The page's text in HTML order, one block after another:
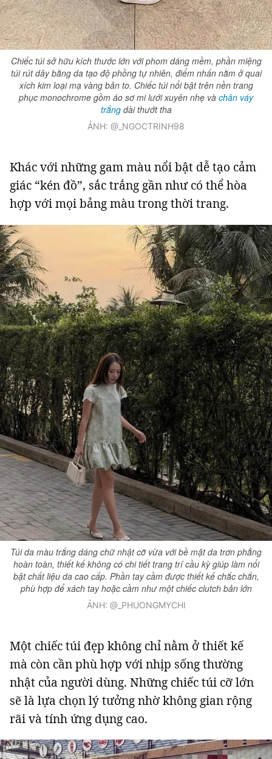
Chiếc túi sở hữu kích thước lớn với phom dáng mềm, phần miệng
túi rút dây bằng da tạo độ phồng tự nhiên, điểm nhấn nằm ở quai
xích kim loại mạ vàng bản to. Chiếc túi nổi bật trên nền trang
phục monochrome gồm áo sơ mi lưới xuyên nhẹ và chân váy
trắngdài thướt tha
ẢNH: @_NGOCTRINH98
Khác với những gam màu nổi bật dễ tạo cảm
giác “kén đồ”, sắc trắng gần như có thể hòa
hợp với mọi bảng màu trong thời trang.
Túi da màu trắng dáng chữ nhật cỡ vừa với bề mặt da trơn phẳng
hoàn toàn, thiết kế không có chi tiết trang trí cầu kỳ giúp làm nổi
bật chất liệu da cao cấp. Phần tay cầm được thiết kế chắc chắn,
phù hợp để xách tay hoặc cầm như một chiếc clutch bản lớn
ẢNH: @_PHUONGMYCHI
Một chiếc túi đẹp không chỉ nằm ở thiết kế
mà còn cần phù hợp với nhịp sống thường
nhật của người dùng. Những chiếc túi cỡ lớn
sẽ là lựa chọn lý tưởng nhờ không gian rộng
rãi và tính ứng dụng cao.